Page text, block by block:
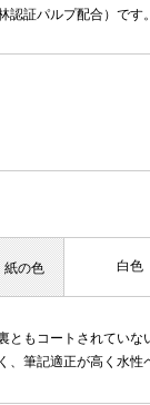
認証パルプ配合）です
紙の色 白色
ともコートされてい
、筆記適正が高く水